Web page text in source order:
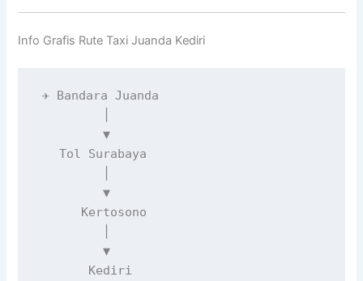
Info Grafis Rute Taxi Juanda Kediri
✈️ Bandara Juanda
         ▼
   Tol Surabaya
         ▼
      Kertosono
         ▼
       Kediri